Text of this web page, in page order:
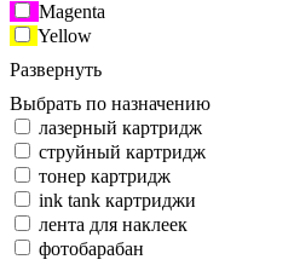
Magenta
Yellow
Развернуть
Выбрать по назначению
лазерный картридж
струйный картридж
тонер картридж
ink tank картриджи
лента для наклеек
фотобарабан